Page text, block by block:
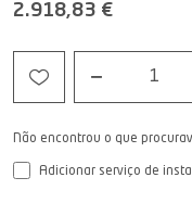
2.918,83 €
1
Não encontrou o que
Adicionar serviço de